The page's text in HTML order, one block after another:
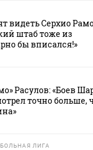
видеть Серхио
штаб тоже из
бы вписался!»
Расулов: «Боев
точно больше,
ЛИГА